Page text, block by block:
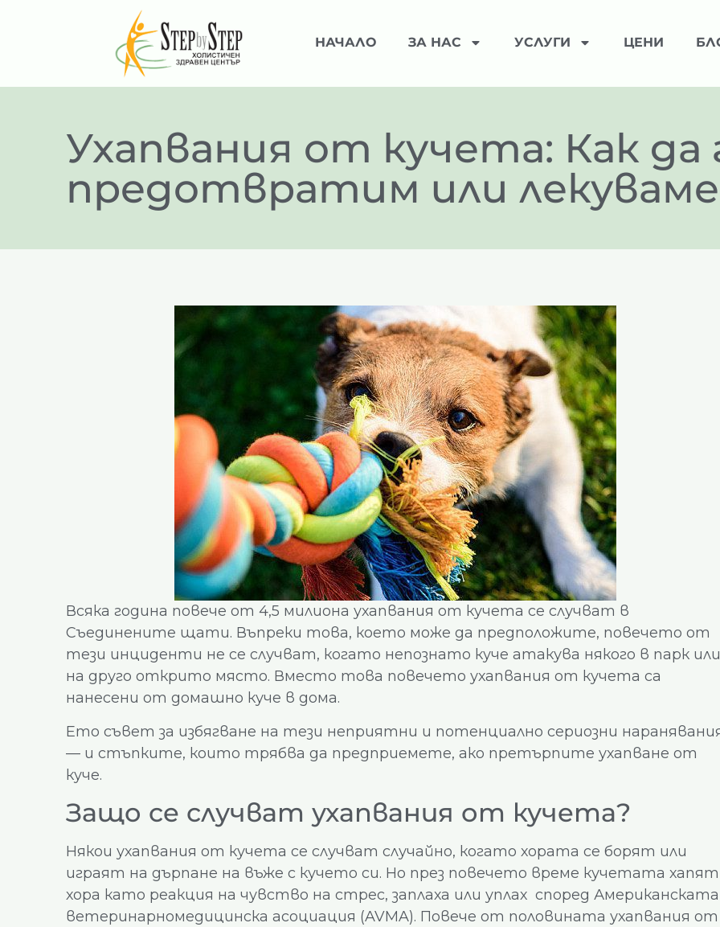
НАЧАЛО ЗА НАС УСЛУГИ ЦЕНИ
Ухапвания от кучета: Как да
предотвратим или лекуваме
Всяка година повече от 4,5 милиона ухапвания от кучета се случват в
Съединените щати. Въпреки това, което може да предположите, повечето от
тези инциденти не се случват, когато непознато куче атакува някого в парк или
на друго открито място. Вместо това повечето ухапвания от кучета са
нанесени от домашно куче в дома.
Ето съвет за избягване на тези неприятни и потенциално сериозни
— и стъпките, които трябва да предприемете, ако претърпите ухапване от
куче.
Защо се случват ухапвания от кучета?
Някои ухапвания от кучета се случват случайно, когато хората се борят или
играят на дърпане на въже с кучето си. Но през повечето време кучетата хапят
хора като реакция на чувство на стрес, заплаха или уплах според Американската
ветеринарномедицинска асоциация (AVMA). Повече от половината ухапвания от